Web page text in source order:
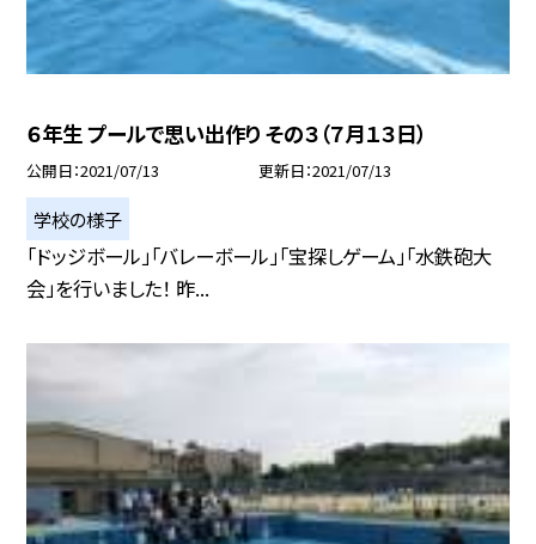
６年生 プールで思い出作り その３（７月１３日）
公開日 2021/07/13 更新日 2021/07/13
学校の様子
「ドッジボール」「バレーボール」「宝探しゲーム」「水鉄砲大
会」を行いました！ 昨...